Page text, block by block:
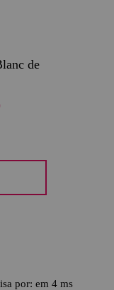
de
por: em 4 ms